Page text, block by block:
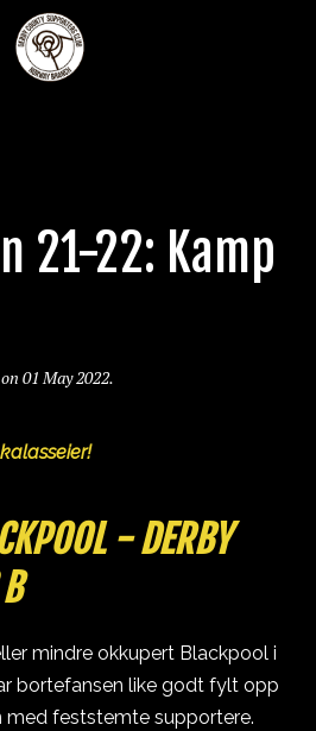
21-22: Kamp
01 May 2022.
- DERBY
mindre okkupert Blackpool i
bortefansen like godt fylt opp
med feststemte supportere.